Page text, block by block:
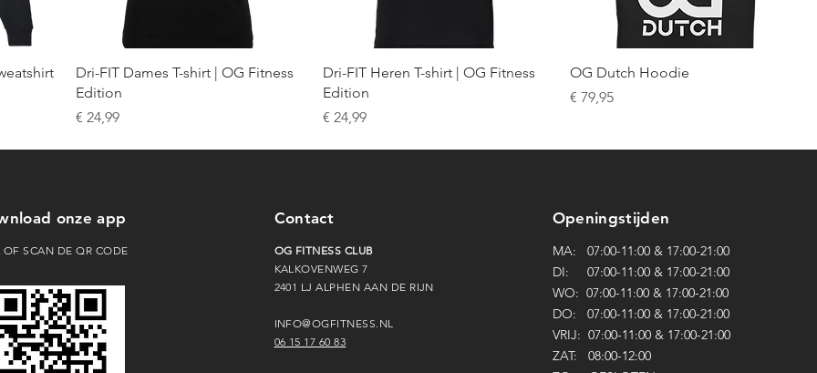
Dri-FIT Dames T-shirt | OG Fitness
Edition
Prijs
€ 24,99
Dri-FIT Heren T-shirt | OG Fitness
Edition
Prijs
€ 24,99
OG Dutch Hoodie
Prijs
€ 79,95
onze app
OF SCAN DE QR CODE
Contact
OG FITNESS CLUB
KALKOVENWEG 7
2401 LJ ALPHEN AAN DE RIJN
INFO@OGFITNESS.NL
06 15 17 60 83
Openingstijden
MA: 07:00-11:00 & 17:00-21:00
DI: 07:00-11:00 & 17:00-21:00
WO: 07:00-11:00 & 17:00-21:00
DO: 07:00-11:00 & 17:00-21:00
VRIJ: 07:00-11:00 & 17:00-21:00
ZAT: 08:00-12:00